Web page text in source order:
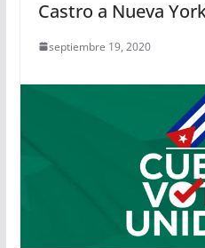
Castro a Nueva
septiembre 19, 2020